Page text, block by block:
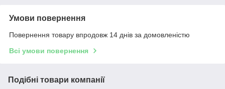
Умови повернення
Повернення товару впродовж 14 днів за домовленістю
Всі умови повернення
Подібні товари компанії